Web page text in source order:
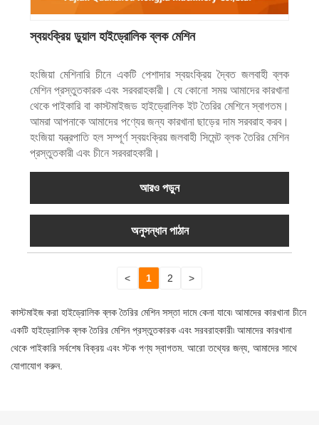
স্বয়ংক্রিয় ডুয়াল হাইড্রোলিক ব্লক মেশিন
হংজিয়া মেশিনারি চীনে একটি পেশাদার স্বয়ংক্রিয় দ্বৈত জলবাহী ব্লক
মেশিন প্রস্তুতকারক এবং সরবরাহকারী। যে কোনো সময় আমাদের কারখানা
থেকে পাইকারি বা কাস্টমাইজড হাইড্রোলিক ইট তৈরির মেশিনে স্বাগতম।
আমরা আপনাকে আমাদের পণ্যের জন্য কারখানা ছাড়ের দাম সরবরাহ করব।
হংজিয়া যন্ত্রপাতি হল সম্পূর্ণ স্বয়ংক্রিয় জলবাহী সিমেন্ট ব্লক তৈরির মেশিন
প্রস্তুতকারী এবং চীনে সরবরাহকারী।
আরও পড়ুন
অনুসন্ধান পাঠান
< 1 2 >
কাস্টমাইজ করা হাইড্রোলিক ব্লক তৈরির মেশিন সস্তা দামে কেনা যাবে৷ আমাদের কারখানা চীনে
একটি হাইড্রোলিক ব্লক তৈরির মেশিন প্রস্তুতকারক এবং সরবরাহকারী৷ আমাদের কারখানা
থেকে পাইকারি সর্বশেষ বিক্রয় এবং স্টক পণ্য স্বাগতম. আরো তথ্যের জন্য, আমাদের সাথে
যোগাযোগ করুন.